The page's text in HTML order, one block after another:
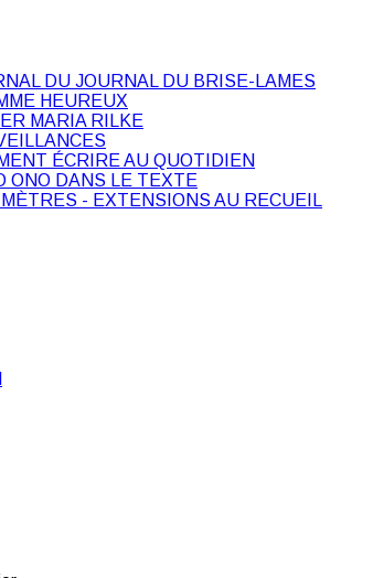
DU JOURNAL DU BRISE-LAMES
HEUREUX
MARIA RILKE
ÉCRIRE AU QUOTIDIEN
ONO DANS LE TEXTE
- EXTENSIONS AU RECUEIL